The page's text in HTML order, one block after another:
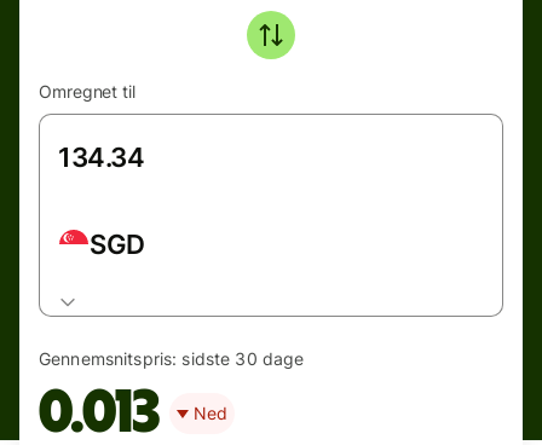
Omregnet til
SGD
Gennemsnitspris: sidste 30 dage
0.013 Ned